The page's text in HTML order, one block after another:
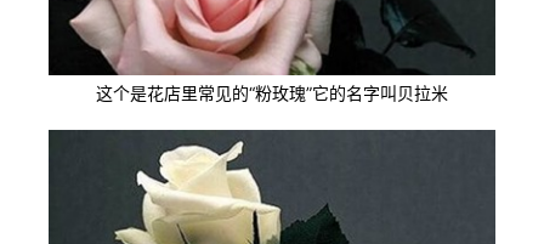
这个是花店里常见的“粉玫瑰”它的名字叫贝拉米